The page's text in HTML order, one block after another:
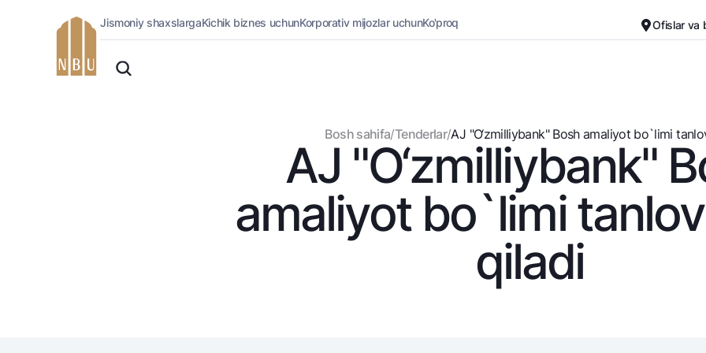
O'zbek Onlayn-bank
Jismoniy shaxslarga (Milliy)
Omonatlar
Hamma uchun
Jozibali
Vozmojno vse
Kartalar
Bepul
Premial
Sayohatchiga
Jismoniy shaxslargaKichik biznes uchunKorporativ mijozlar uchunKo'proq Ofislar va
Oq-qora versiya
Ovozni yoqish
Bosh sahifa/Tenderlar/AJ "O‘zmilliybank" Bosh amaliyot bo`limi
AJ "O‘zmilliybank"
amaliyot bo`limi
qiladi